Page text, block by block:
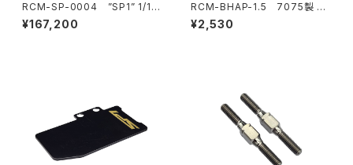
RCM-SP-0004 ”SP1” 1/10
電動オンロードツーリングカー
キット HARA リミテッドエディシ
¥167,200
RCM-BHAP-1.5 7075製 ウ
ルトラライトボディハイトアジャ
スター6mmポスト-1.5mmピン
¥2,530